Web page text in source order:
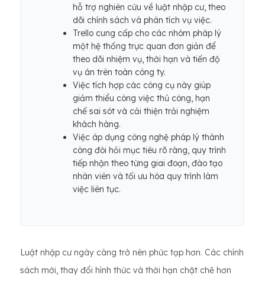
hỗ trợ nghiên cứu về luật nhập cư, theo
dõi chính sách và phân tích vụ việc.
Trello cung cấp cho các nhóm pháp lý
một hệ thống trực quan đơn giản để
theo dõi nhiệm vụ, thời hạn và tiến độ
vụ án trên toàn công ty.
Việc tích hợp các công cụ này giúp
giảm thiểu công việc thủ công, hạn
chế sai sót và cải thiện trải nghiệm
khách hàng.
Việc áp dụng công nghệ pháp lý thành
công đòi hỏi mục tiêu rõ ràng, quy trình
tiếp nhận theo từng giai đoạn, đào tạo
nhân viên và tối ưu hóa quy trình làm
việc liên tục.
Luật nhập cư ngày càng trở nên phức tạp hơn. Các chính
sách mới, thay đổi hình thức và thời hạn chặt chẽ hơn